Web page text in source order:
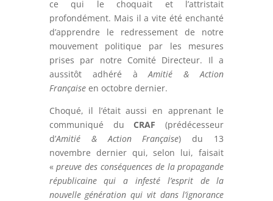
ce qui le choquait et l’attristait
profondément. Mais il a vite été enchanté
d’apprendre le redressement de notre
mouvement politique par les mesures
prises par notre Comité Directeur. Il a
aussitôt adhéré à
Amitié & Action
Française en octobre dernier.
Choqué, il l’était aussi en apprenant le
communiqué du
CRAF
(prédécesseur
d’Amitié & Action Française) du 13
novembre dernier qui, selon lui, faisait
«preuve des conséquences de la propagande
républicaine qui a infesté l’esprit de la
nouvelle génération qui vit dans l’ignorance